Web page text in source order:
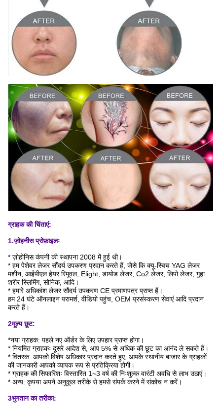
ग्राहक की चिंताएं:
1.ज़ोहनीस प्रोफ़ाइलः
* ज़ोहोनिस कंपनी की स्थापना 2008 में हुई थी।
* हम पेशेवर लेजर सौंदर्य उपकरण प्रदान करते हैं, जैसे कि क्यू-स्विच YAG लेजर
मशीन, आईपीएल हेयर रिमूवल, Elight, डायोड लेजर, Co2 लेजर, लिपो लेजर, गुहा
शरीर स्लिमिंग, सोनिक, आदि।
* हमारे अधिकांश लेजर सौंदर्य उपकरण CE प्रमाणपत्र प्राप्त हैं।
हम 24 घंटे ऑनलाइन परामर्श, वीडियो पहुंच, OEM प्रसंस्करण सेवाएं आदि प्रदान
करते हैं।
2मूल्य छूट:
*नया ग्राहक: पहले नए ऑर्डर के लिए उपहार प्राप्त होगा।
* नियमित ग्राहकः दूसरे आदेश से, आप 5% से अधिक की छूट का आनंद ले सकते हैं।
* वितरक: आपको विशेष अधिकार प्रदान करते हुए, आपके स्थानीय बाजार के ग्राहकों
की जानकारी आपको व्यापक रूप से प्रतिक्रिया होगी।
* ग्राहक की सिफारिशः विस्तारित 1~3 वर्ष की निःशुल्क वारंटी अवधि से लाभ उठाएं।
* अन्य: कृपया अपने अनुकूल तरीके से हमसे संपर्क करने में संकोच न करें।
3भुगतान का तरीका: